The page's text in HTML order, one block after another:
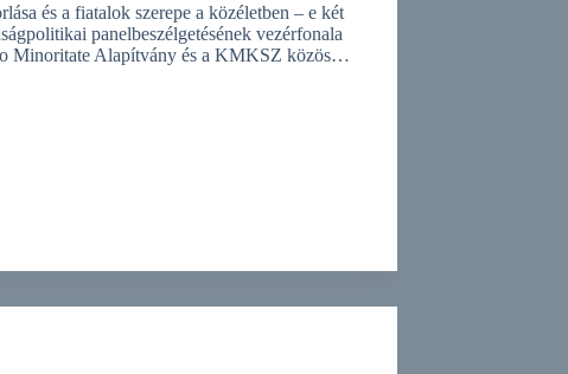
és a fiatalok szerepe a közéletben – e két
panelbeszélgetésének vezérfonala
Minoritate Alapítvány és a KMKSZ közös…